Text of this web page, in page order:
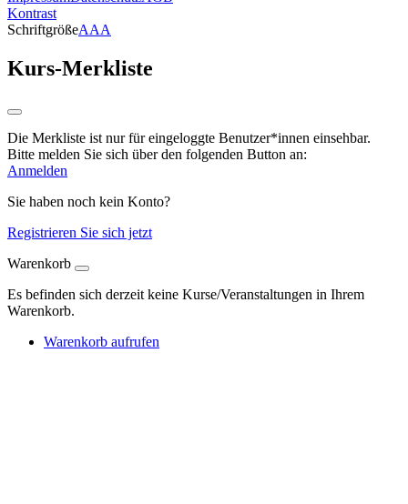
Kontrast
SchriftgrößeAAA
Kurs-Merkliste
Die Merkliste ist nur für eingeloggte Benutzer*innen einsehbar.
Bitte melden Sie sich über den folgenden Button an:
Anmelden
Sie haben noch kein Konto?
Registrieren Sie sich jetzt
Warenkorb
Es befinden sich derzeit keine Kurse/Veranstaltungen in Ihrem
Warenkorb.
Warenkorb aufrufen